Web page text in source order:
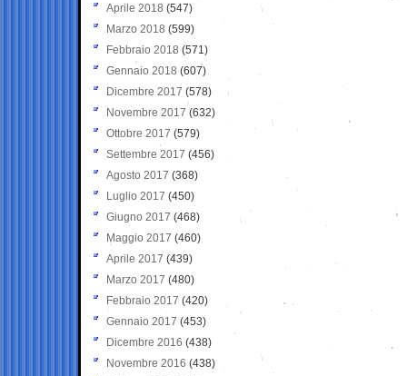
Aprile 2018 (547)
Marzo 2018 (599)
Febbraio 2018 (571)
Gennaio 2018 (607)
Dicembre 2017 (578)
Novembre 2017 (632)
Ottobre 2017 (579)
Settembre 2017 (456)
Agosto 2017 (368)
Luglio 2017 (450)
Giugno 2017 (468)
Maggio 2017 (460)
Aprile 2017 (439)
Marzo 2017 (480)
Febbraio 2017 (420)
Gennaio 2017 (453)
Dicembre 2016 (438)
Novembre 2016 (438)